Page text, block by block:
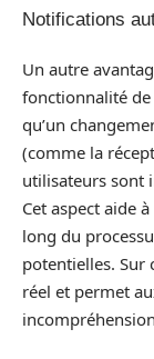
Notifications
Un autre
fonctionnalité
qu’un
(comme la
utilisateurs sont
Cet aspect aide
long du
potentielles. Sur
réel et permet